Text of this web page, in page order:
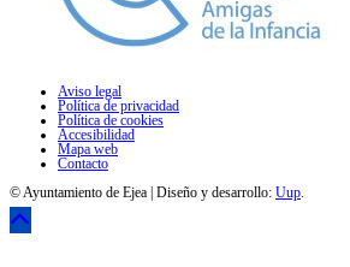
Aviso legal
Política de privacidad
Política de cookies
Accesibilidad
Mapa web
Contacto
© Ayuntamiento de Ejea | Diseño y desarrollo: Uup.